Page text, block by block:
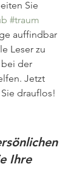
Sie
#traum
auffindbar
Leser zu
bei der
Jetzt
Sie drauflos!
Ihre